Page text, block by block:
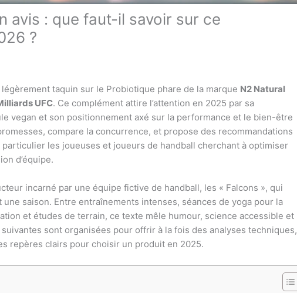
avis : que faut-il savoir sur ce
?
taquin sur le Probiotique phare de la marque N2 Natural
UFC. Ce complément attire l’attention en 2025 par sa
vegan et son positionnement axé sur la performance et le bien-être
compare la concurrence, et propose des recommandations
les joueuses et joueurs de handball cherchant à optimiser
d’équipe.
incarné par une équipe fictive de handball, les « Falcons », qui
saison. Entre entraînements intenses, séances de yoga pour la
et études de terrain, ce texte mêle humour, science accessible et
sont organisées pour offrir à la fois des analyses techniques,
repères clairs pour choisir un produit en 2025.